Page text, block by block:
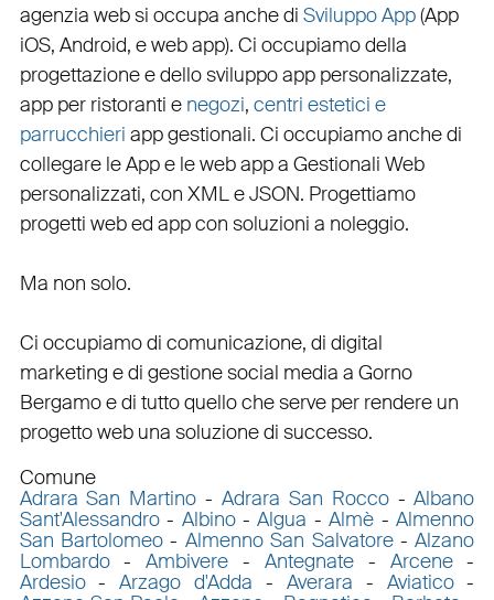
agenzia websi occupa anche di Sviluppo App(App
iOS, Android, eweb app). Ci occupiamo della
progettazionee dellosviluppo app personalizzate,
app per ristoranti e negozi, centri estetici e
parrucchieri app gestionali. Ci occupiamo anche di
collegareleAppe leweb appa Gestionali Web
personalizzati, con XMLeJSON. Progettiamo
progetti webed appcon soluzioni a noleggio.
Ma non solo.
Ci occupiamo di comunicazione, di digital
marketing e di gestione social media a Gorno
Bergamo e di tutto quello che serve per rendere un
progetto web una soluzione di successo.
Comune
Adrara San Martino - Adrara San Rocco-Albano
Sant'Alessandro- Albino-Algua -Almè -Almenno
San Bartolomeo- Almenno San Salvatore-Alzano
Lombardo-Ambivere - Antegnate- Arcene-
Ardesio-Arzago d'Adda - Averara - Aviatico-